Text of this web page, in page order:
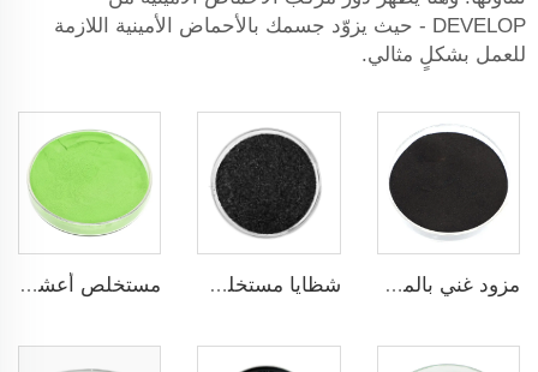
DEVELOP - حيث يزوّد جسمك بالأحماض الأمينية اللازمة
للعمل بشكلٍ مثالي.
مزود غني بالمغذيات مستخلص الأعشاب البحرية البودرة للأغراض الزراعية شظايا مستخلص الأعشاب البحرية 16% محفز بيولوجي سماد أوراق وأسمدة جذرية للأعشاب البحرية مستخلص أعشاب بحرية خفيفة اللون مسحوق مستخلص الأعشاب البحرية سماد منظم نمو النباتات